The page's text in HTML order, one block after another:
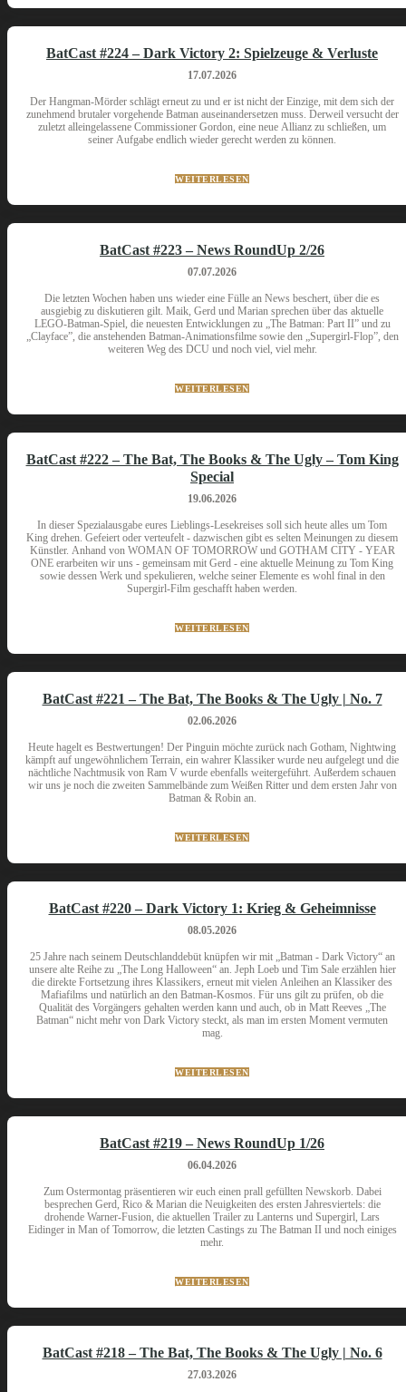
BatCast #224 – Dark Victory 2: Spielzeuge & Verluste
17.07.2026
Der Hangman-Mörder schlägt erneut zu und er ist nicht der Einzige, mit dem sich der
zunehmend brutaler vorgehende Batman auseinandersetzen muss. Derweil versucht der
zuletzt alleingelassene Commissioner Gordon, eine neue Allianz zu schließen, um
seiner Aufgabe endlich wieder gerecht werden zu können.
WEITERLESEN
BatCast #223 – News RoundUp 2/26
07.07.2026
Die letzten Wochen haben uns wieder eine Fülle an News beschert, über die es
ausgiebig zu diskutieren gilt. Maik, Gerd und Marian sprechen über das aktuelle
LEGO-Batman-Spiel, die neuesten Entwicklungen zu „The Batman: Part II” und zu
„Clayface”, die anstehenden Batman-Animationsfilme sowie den „Supergirl-Flop”, den
weiteren Weg des DCU und noch viel, viel mehr.
WEITERLESEN
BatCast #222 – The Bat, The Books & The Ugly – Tom King
Special
19.06.2026
In dieser Spezialausgabe eures Lieblings-Lesekreises soll sich heute alles um Tom
King drehen. Gefeiert oder verteufelt - dazwischen gibt es selten Meinungen zu diesem
Künstler. Anhand von WOMAN OF TOMORROW und GOTHAM CITY - YEAR
ONE erarbeiten wir uns - gemeinsam mit Gerd - eine aktuelle Meinung zu Tom King
sowie dessen Werk und spekulieren, welche seiner Elemente es wohl final in den
Supergirl-Film geschafft haben werden.
WEITERLESEN
BatCast #221 – The Bat, The Books & The Ugly | No. 7
02.06.2026
Heute hagelt es Bestwertungen! Der Pinguin möchte zurück nach Gotham, Nightwing
kämpft auf ungewöhnlichem Terrain, ein wahrer Klassiker wurde neu aufgelegt und die
nächtliche Nachtmusik von Ram V wurde ebenfalls weitergeführt. Außerdem schauen
wir uns je noch die zweiten Sammelbände zum Weißen Ritter und dem ersten Jahr von
Batman & Robin an.
WEITERLESEN
BatCast #220 – Dark Victory 1: Krieg & Geheimnisse
08.05.2026
25 Jahre nach seinem Deutschlanddebüt knüpfen wir mit „Batman - Dark Victory“ an
unsere alte Reihe zu „The Long Halloween“ an. Jeph Loeb und Tim Sale erzählen hier
die direkte Fortsetzung ihres Klassikers, erneut mit vielen Anleihen an Klassiker des
Mafiafilms und natürlich an den Batman-Kosmos. Für uns gilt zu prüfen, ob die
Qualität des Vorgängers gehalten werden kann und auch, ob in Matt Reeves „The
Batman“ nicht mehr von Dark Victory steckt, als man im ersten Moment vermuten
mag.
WEITERLESEN
BatCast #219 – News RoundUp 1/26
06.04.2026
Zum Ostermontag präsentieren wir euch einen prall gefüllten Newskorb. Dabei
besprechen Gerd, Rico & Marian die Neuigkeiten des ersten Jahresviertels: die
drohende Warner-Fusion, die aktuellen Trailer zu Lanterns und Supergirl, Lars
Eidinger in Man of Tomorrow, die letzten Castings zu The Batman II und noch einiges
mehr.
WEITERLESEN
BatCast #218 – The Bat, The Books & The Ugly | No. 6
27.03.2026